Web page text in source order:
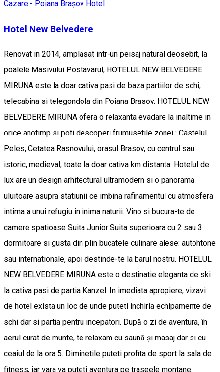
Cazare - Poiana Brașov Hotel
Hotel New Belvedere
Renovat in 2014, amplasat intr-un peisaj natural deosebit, la
poalele Masivului Postavarul, HOTELUL NEW BELVEDERE
MIRUNA este la doar cativa pasi de baza partiilor de schi,
telecabina si telegondola din Poiana Brasov. HOTELUL NEW
BELVEDERE MIRUNA ofera o relaxanta evadare la inaltime in
orice anotimp si poti descoperi frumusetile zonei : Castelul
Peles, Cetatea Rasnovului, orasul Brasov, cu centrul sau
istoric, medieval, toate la doar cativa km distanta. Hotelul de
lux are un design arhitectural ultramodern si o panorama
uluitoare asupra statiunii ce imbina rafinamentul cu atmosfera
intima a unui refugiu in inima naturii. Vino si bucura-te de
camere spatioase Suita Junior Suita superioara cu 2 sau 3
dormitoare si gusta din plin bucatele culinare alese: autohtone
sau internationale, apoi destinde-te la barul nostru. HOTELUL
NEW BELVEDERE MIRUNA este o destinatie eleganta de ski
la cativa pasi de partia Kanzel. In imediata apropiere, vizavi
de hotel exista un loc de unde puteti inchiria echipamente de
schi dar si partia pentru incepatori. După o zi de aventura, în
aerul curat de munte, te relaxam cu saună şi masaj dar si cu
ceaiul de la ora 5. Diminetile puteti profita de sport la sala de
fitness, iar vara va puteti aventura pe traseele montane